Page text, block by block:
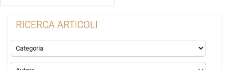
RICERCA ARTICOLI
La modifica di un filtro aggiorna automaticamente gli altri